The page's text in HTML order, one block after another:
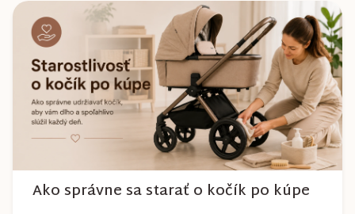
Ako správne sa starať o kočík po kúpe